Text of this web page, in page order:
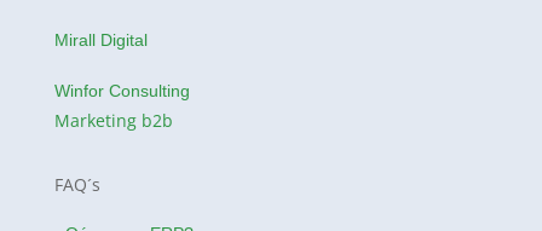
Mirall Digital
Winfor Consulting
Marketing b2b
FAQ´s